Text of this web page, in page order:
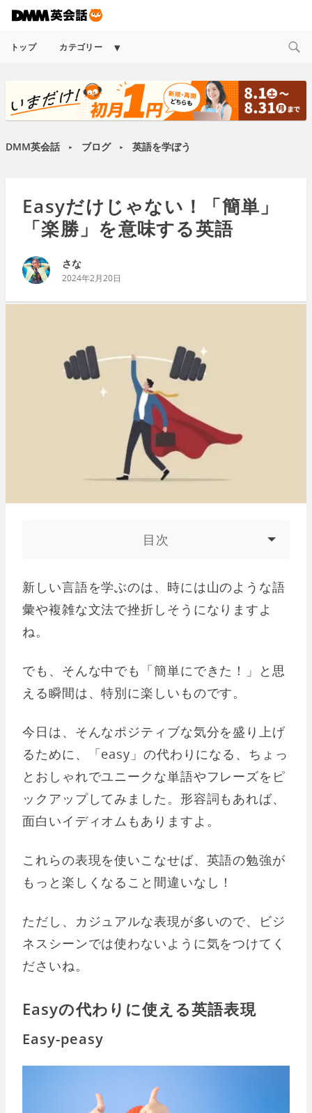
トップ カテゴリー
Expand
menu
DMM英会話 ► ブログ ► 英語を学ぼう
Easyだけじゃない！「簡単」
「楽勝」を意味する英語
さな
2024年2月20日
目次
新しい言語を学ぶのは、時には山のような語
彙や複雑な文法で挫折しそうになりますよ
ね。
でも、そんな中でも「簡単にできた！」と思
える瞬間は、特別に楽しいものです。
今日は、そんなポジティブな気分を盛り上げ
るために、「easy」の代わりになる、ちょっ
とおしゃれでユニークな単語やフレーズをピ
ックアップしてみました。形容詞もあれば、
面白いイディオムもありますよ。
これらの表現を使いこなせば、英語の勉強が
もっと楽しくなること間違いなし！
ただし、カジュアルな表現が多いので、ビジ
ネスシーンでは使わないように気をつけてく
ださいね。
Easyの代わりに使える英語表現
Easy-peasy